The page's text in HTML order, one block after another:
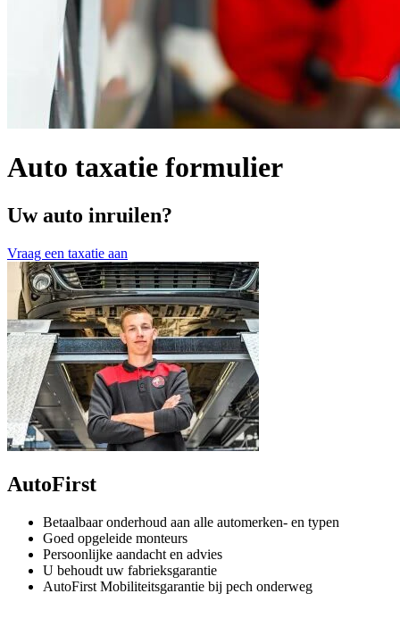
Auto taxatie formulier
Uw auto inruilen?
Vraag een taxatie aan
AutoFirst
Betaalbaar onderhoud aan alle automerken- en typen
Goed opgeleide monteurs
Persoonlijke aandacht en advies
U behoudt uw fabrieksgarantie
AutoFirst Mobiliteitsgarantie bij pech onderweg